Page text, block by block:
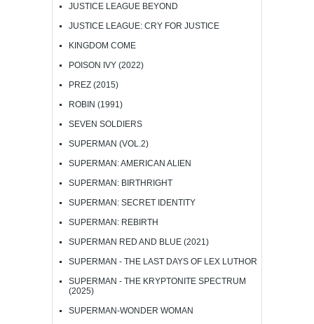
JUSTICE LEAGUE BEYOND
JUSTICE LEAGUE: CRY FOR JUSTICE
KINGDOM COME
POISON IVY (2022)
PREZ (2015)
ROBIN (1991)
SEVEN SOLDIERS
SUPERMAN (VOL.2)
SUPERMAN: AMERICAN ALIEN
SUPERMAN: BIRTHRIGHT
SUPERMAN: SECRET IDENTITY
SUPERMAN: REBIRTH
SUPERMAN RED AND BLUE (2021)
SUPERMAN - THE LAST DAYS OF LEX LUTHOR
SUPERMAN - THE KRYPTONITE SPECTRUM
(2025)
SUPERMAN-WONDER WOMAN